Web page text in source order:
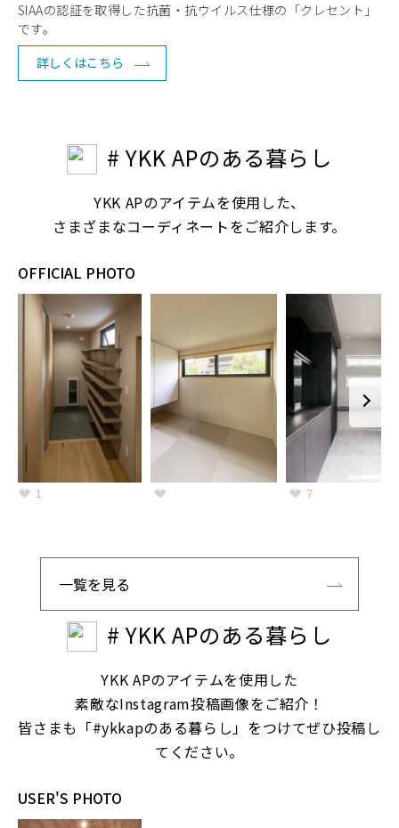
SIAAの認証を取得した抗菌・抗ウイルス仕様の「クレセント」
です。
詳しくはこちら
# YKK APのある暮らし
YKK APのアイテムを使用した、
さまざまなコーディネートをご紹介します。
OFFICIAL PHOTO
1 7
一覧を見る
# YKK APのある暮らし
YKK APのアイテムを使用した
素敵なInstagram投稿画像をご紹介！
皆さまも「#ykkapのある暮らし」をつけてぜひ投稿し
てください。
USER'S PHOTO